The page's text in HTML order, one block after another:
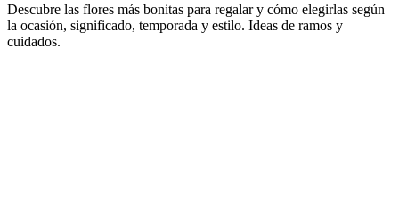
Descubre las flores más bonitas para regalar y cómo elegirlas según
la ocasión, significado, temporada y estilo. Ideas de ramos y
cuidados.